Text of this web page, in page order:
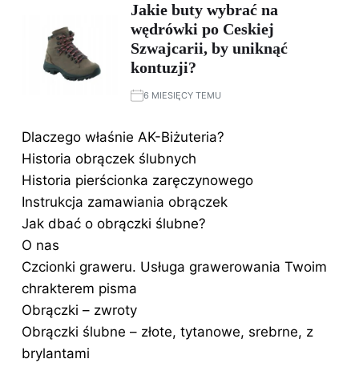
Jakie buty wybrać na
wędrówki po Ceskiej
Szwajcarii, by uniknąć
kontuzji?
6 MIESIĘCY TEMU
Dlaczego właśnie AK-Biżuteria?
Historia obrączek ślubnych
Historia pierścionka zaręczynowego
Instrukcja zamawiania obrączek
Jak dbać o obrączki ślubne?
O nas
Czcionki graweru. Usługa grawerowania Twoim
chrakterem pisma
Obrączki – zwroty
Obrączki ślubne – złote, tytanowe, srebrne, z
brylantami